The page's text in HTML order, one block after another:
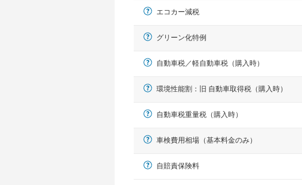
N-BOX、ワゴンR、タント、アルト など
エコカー減税
グリーン化特例
自動車税／軽自動車税（購入時）
環境性能割：旧 自動車取得税（購入時）
自動車税重量税（購入時）
車検費用相場（基本料金のみ）
自賠責保険料